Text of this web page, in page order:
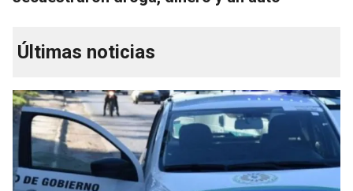
Últimas noticias